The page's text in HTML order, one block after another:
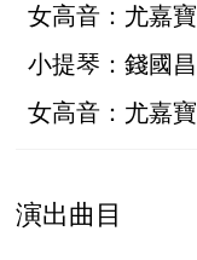
女高音：尤嘉寶
小提琴：錢國昌
女高音：尤嘉寶
演出曲目